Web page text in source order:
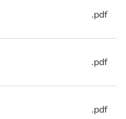
.pdf
.pdf
.pdf